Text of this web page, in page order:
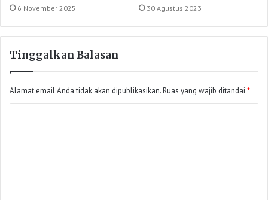
6 November 2025 30 Agustus 2023
Tinggalkan Balasan
Alamat email Anda tidak akan dipublikasikan.Ruas yang wajib ditandai *